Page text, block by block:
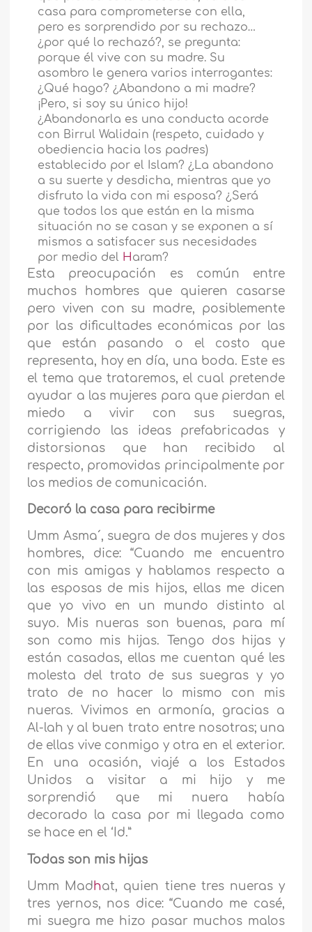
casa para comprometerse con ella,
pero es sorprendido por su rechazo…
¿por qué lo rechazó?, se pregunta:
porque él vive con su madre. Su
asombro le genera varios interrogantes:
¿Qué hago? ¿Abandono a mi madre?
¡Pero, si soy su único hijo!
¿Abandonarla es una conducta acorde
con Birrul Walidain (respeto, cuidado y
obediencia hacia los padres)
establecido por el Islam? ¿La abandono
a su suerte y desdicha, mientras que yo
disfruto la vida con mi esposa? ¿Será
que todos los que están en la misma
situación no se casan y se exponen a sí
mismos a satisfacer sus necesidades
por medio del Haram?
Esta preocupación es común entre
muchos hombres que quieren casarse
pero viven con su madre, posiblemente
por las dificultades económicas por las
que están pasando o el costo que
representa, hoy en día, una boda. Este es
el tema que trataremos, el cual pretende
ayudar a las mujeres para que pierdan el
miedo a vivir con sus suegras,
corrigiendo las ideas prefabricadas y
distorsionas que han recibido al
respecto, promovidas principalmente por
los medios de comunicación.
Decoró la casa para recibirme
Umm Asma´, suegra de dos mujeres y dos
hombres, dice: “Cuando me encuentro
con mis amigas y hablamos respecto a
las esposas de mis hijos, ellas me dicen
que yo vivo en un mundo distinto al
suyo. Mis nueras son buenas, para mí
son como mis hijas. Tengo dos hijas y
están casadas, ellas me cuentan qué les
molesta del trato de sus suegras y yo
trato de no hacer lo mismo con mis
nueras. Vivimos en armonía, gracias a
Al-lah y al buen trato entre nosotras; una
de ellas vive conmigo y otra en el exterior.
En una ocasión, viajé a los Estados
Unidos a visitar a mi hijo y me
sorprendió que mi nuera había
decorado la casa por mi llegada como
se hace en el ‘Id.”
Todas son mis hijas
Umm Madhat, quien tiene tres nueras y
tres yernos, nos dice: “Cuando me casé,
mi suegra me hizo pasar muchos malos